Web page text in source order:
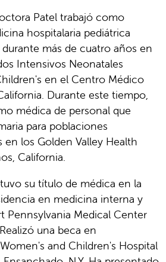
Patel trabajó como
hospitalaria pediátrica
más de cuatro años en
Intensivos Neonatales
en el Centro Médico
Durante este tiempo,
médica de personal que
para poblaciones
en los Golden Valley Health
California.
su título de médica en la
en medicina interna y
Pennsylvania Medical Center
una beca en
and Children's Hospital